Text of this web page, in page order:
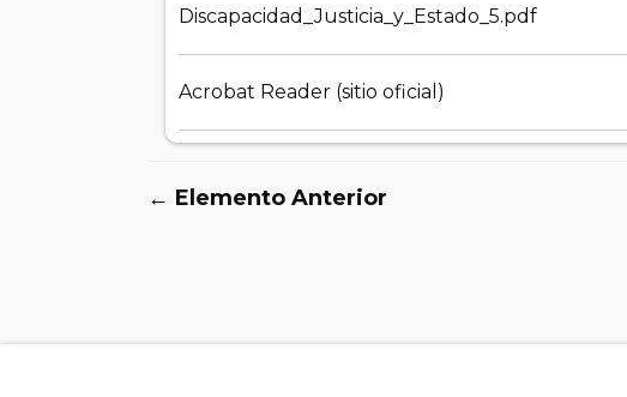
Discapacidad_Justicia_y_Estado_5.pdf
Acrobat Reader (sitio oficial)
← Elemento Anterior